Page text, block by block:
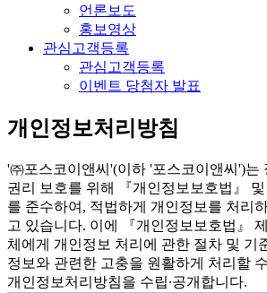
언론보도
홍보영상
관심고객등록
관심고객등록
이벤트 당첨자 발표
개인정보처리방침
'㈜포스코이앤씨'(이하 '포스코이앤씨')는
권리 보호를 위해 『개인정보보호법』
를 준수하여, 적법하게 개인정보를 처리
고 있습니다. 이에 『개인정보보호법』
체에게 개인정보 처리에 관한 절차 및 기
정보와 관련한 고충을 원활하게 처리할
개인정보처리방침을 수립∙공개합니다.